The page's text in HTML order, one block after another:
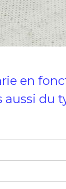
en
aussi du